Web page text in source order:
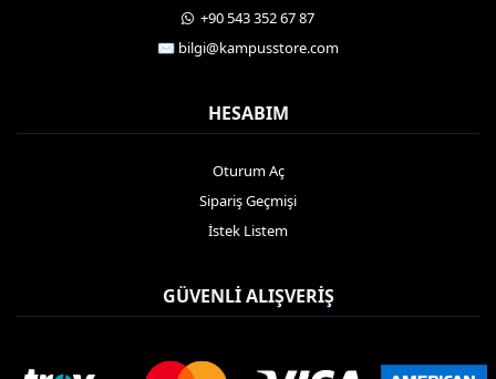
️ +90 543 352 67 87
✉️ bilgi@kampusstore.com
HESABIM
Oturum Aç
Sipariş Geçmişi
İstek Listem
GÜVENLI ALIŞVERIŞ